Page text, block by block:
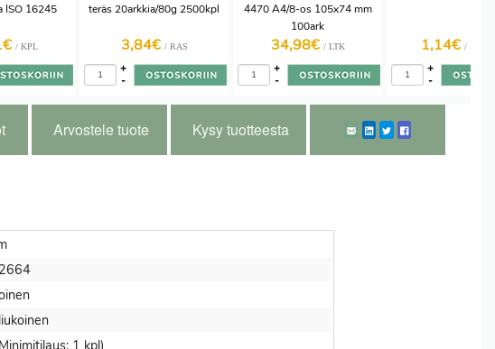
ISO 16245
/ KPL
teräs 20arkkia/80g 2500kpl
3,84€ / RAS
-
+
4470 A4/8-os 105x74 mm
100ark
34,98€ / LTK
-
+
1,14€ / 1000
-
+
Arvostele tuote Kysy tuotteesta
1 kpl)